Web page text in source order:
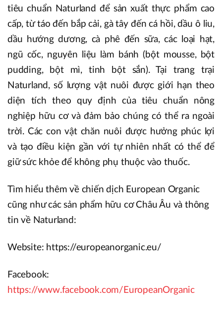
tiêu chuẩn Naturland để sản xuất thực phẩm cao
cấp, từ táo đến bắp cải, gà tây đến cá hồi, dầu ô liu,
dầu hướng dương, cà phê đến sữa, các loại hạt,
ngũ cốc, nguyên liệu làm bánh (bột mousse, bột
pudding, bột mì, tinh bột sắn). Tại trang trại
Naturland, số lượng vật nuôi được giới hạn theo
diện tích theo quy định của tiêu chuẩn nông
nghiệp hữu cơ và đảm bảo chúng có thể ra ngoài
trời. Các con vật chăn nuôi được hưởng phúc lợi
và tạo điều kiện gần với tự nhiên nhất có thể để
giữ sức khỏe để không phụ thuộc vào thuốc.
Tìm hiểu thêm về chiến dịch European Organic
cũng như các sản phẩm hữu cơ Châu Âu và thông
tin về Naturland:
Website: https://europeanorganic.eu/
Facebook:
https://www.facebook.com/EuropeanOrganic